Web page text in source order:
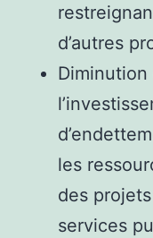
d’autres
Diminution
les
des
services